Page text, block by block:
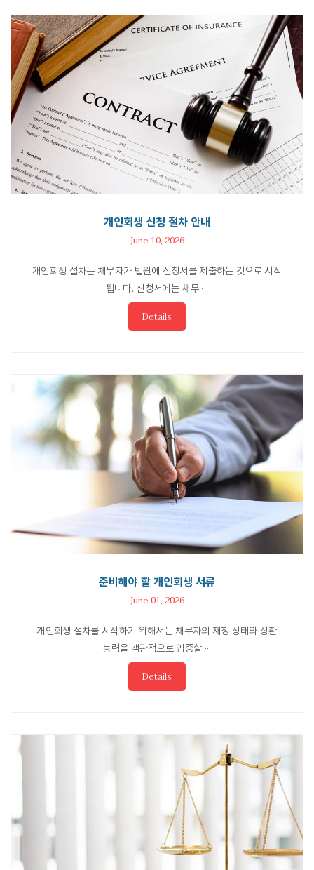
개인회생 신청 절차 안내
June 10, 2026
개인회생 절차는 채무자가 법원에 신청서를 제출하는 것으로 시작
됩니다. 신청서에는 채무 ···
Details
준비해야 할 개인회생 서류
June 01, 2026
개인회생 절차를 시작하기 위해서는 채무자의 재정 상태와 상환
능력을 객관적으로 입증할 ···
Details